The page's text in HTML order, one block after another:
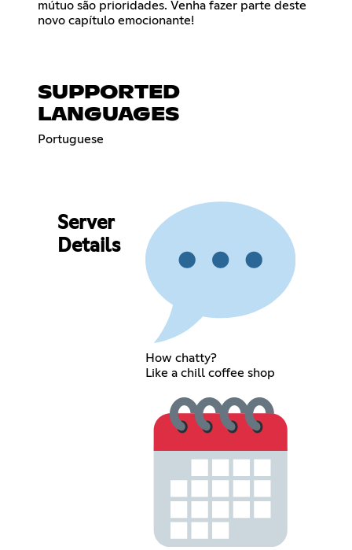
mútuo são prioridades. Venha fazer parte deste
novo capítulo emocionante!
SUPPORTED
LANGUAGES
Portuguese
Server
Details
How chatty?
Like a chill coffee shop